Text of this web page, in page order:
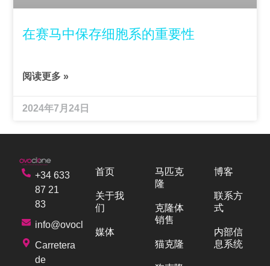
在赛马中保存细胞系的重要性
阅读更多 »
2024年7月24日
+34 633
87 21
83
info@ovoclone.com
Carretera
de
首页
关于我
们
媒体
马匹克
隆
克隆体
销售
猫克隆
博客
联系方
式
内部信
息系统